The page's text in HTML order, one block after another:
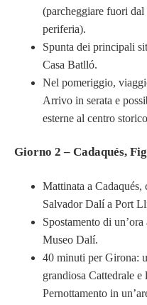
(parcheggiare fuori
periferia).
Spunta dei principali
Casa Batlló.
Nel pomeriggio,
Arrivo in serata e
esterne al centro
Giorno 2 – Cadaqués,
Mattinata a Cadaqués,
Salvador Dalí a Port
Spostamento di
Museo Dalí.
40 minuti per Girona:
grandiosa Cattedrale
Pernottamento in